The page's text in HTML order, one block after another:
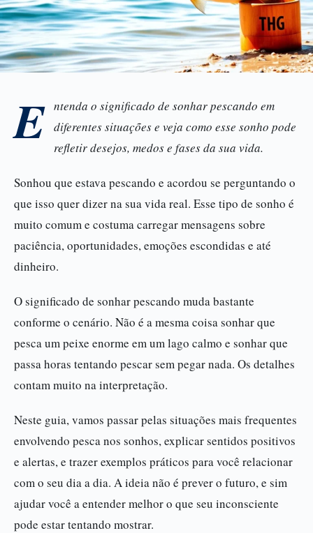
E ntenda o significado de sonhar pescando em
diferentes situações e veja como esse sonho pode
refletir desejos, medos e fases da sua vida.
Sonhou que estava pescando e acordou se perguntando o
que isso quer dizer na sua vida real. Esse tipo de sonho é
muito comum e costuma carregar mensagens sobre
paciência, oportunidades, emoções escondidas e até
dinheiro.
O significado de sonhar pescando muda bastante
conforme o cenário. Não é a mesma coisa sonhar que
pesca um peixe enorme em um lago calmo e sonhar que
passa horas tentando pescar sem pegar nada. Os detalhes
contam muito na interpretação.
Neste guia, vamos passar pelas situações mais frequentes
envolvendo pesca nos sonhos, explicar sentidos positivos
e alertas, e trazer exemplos práticos para você relacionar
com o seu dia a dia. A ideia não é prever o futuro, e sim
ajudar você a entender melhor o que seu inconsciente
pode estar tentando mostrar.